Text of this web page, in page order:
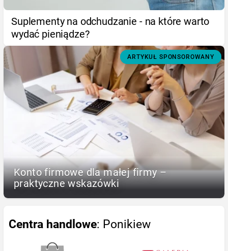
Suplementy na odchudzanie - na które warto
wydać pieniądze?
ARTYKUŁ SPONSOROWANY
Konto firmowe dla małej firmy –
praktyczne wskazówki
Centra handlowe: Ponikiew